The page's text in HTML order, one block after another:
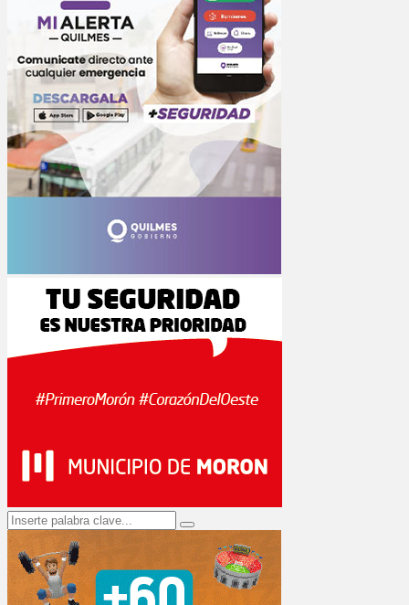
Search
for:
Search